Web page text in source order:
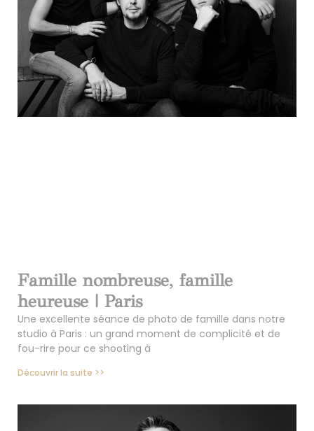
Famille nombreuse, famille
heureuse | Paris
Une excellente séance de photo de famille dans notre
studio à Paris : un grand moment de complicité et de
fou-rire pour ce shooting à
Découvrir la suite >>